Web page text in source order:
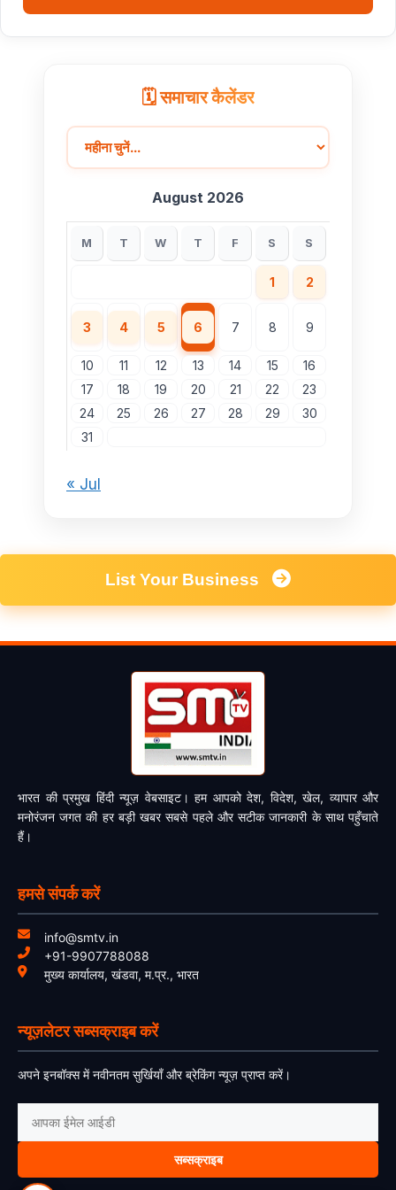
ब्रिक्स संस्कृति सम्मेलन में तीन विशेष प्रदर्शनियां बनीं आकर्षण का
🗓️ समाचार कैलेंडर
August 2026
M T W T F S S
1 2
3 4 5 6 7 8 9
10 11 12 13 14 15
16
17
18 19 20 21 22
23
24
25 26 27 28 29
30
31
« Jul
List Your Business
भारत की प्रमुख हिंदी न्यूज़ वेबसाइट। हम आपको देश, विदेश, खेल, व्यापार और
मनोरंजन जगत की हर बड़ी खबर सबसे पहले और सटीक जानकारी के साथ पहुँचाते
हैं।
हमसे संपर्क करें
info@smtv.in
+91-9907788088
मुख्य कार्यालय, खंडवा, म.प्र., भारत
न्यूज़लेटर सब्सक्राइब करें
अपने इनबॉक्स में नवीनतम सुर्खियाँ और ब्रेकिंग न्यूज़ प्राप्त करें।
सब्सक्राइब